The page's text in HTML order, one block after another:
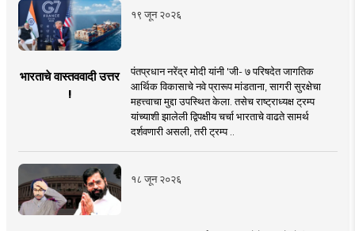
१९ जून २०२६
भारताचे वास्तववादी उत्तर
!
पंतप्रधान नरेंद्र मोदी यांनी 'जी- ७ परिषदेत जागतिक
आर्थिक विकासाचे नवे प्रारूप मांडताना, सागरी सुरक्षेचा
महत्त्वाचा मुद्दा उपस्थित केला. तसेच राष्ट्राध्यक्ष ट्रम्प
यांच्याशी झालेली द्विपक्षीय चर्चा भारताचे वाढते सामर्थ
दर्शवणारी असली, तरी ट्रम्प ..
१८ जून २०२६